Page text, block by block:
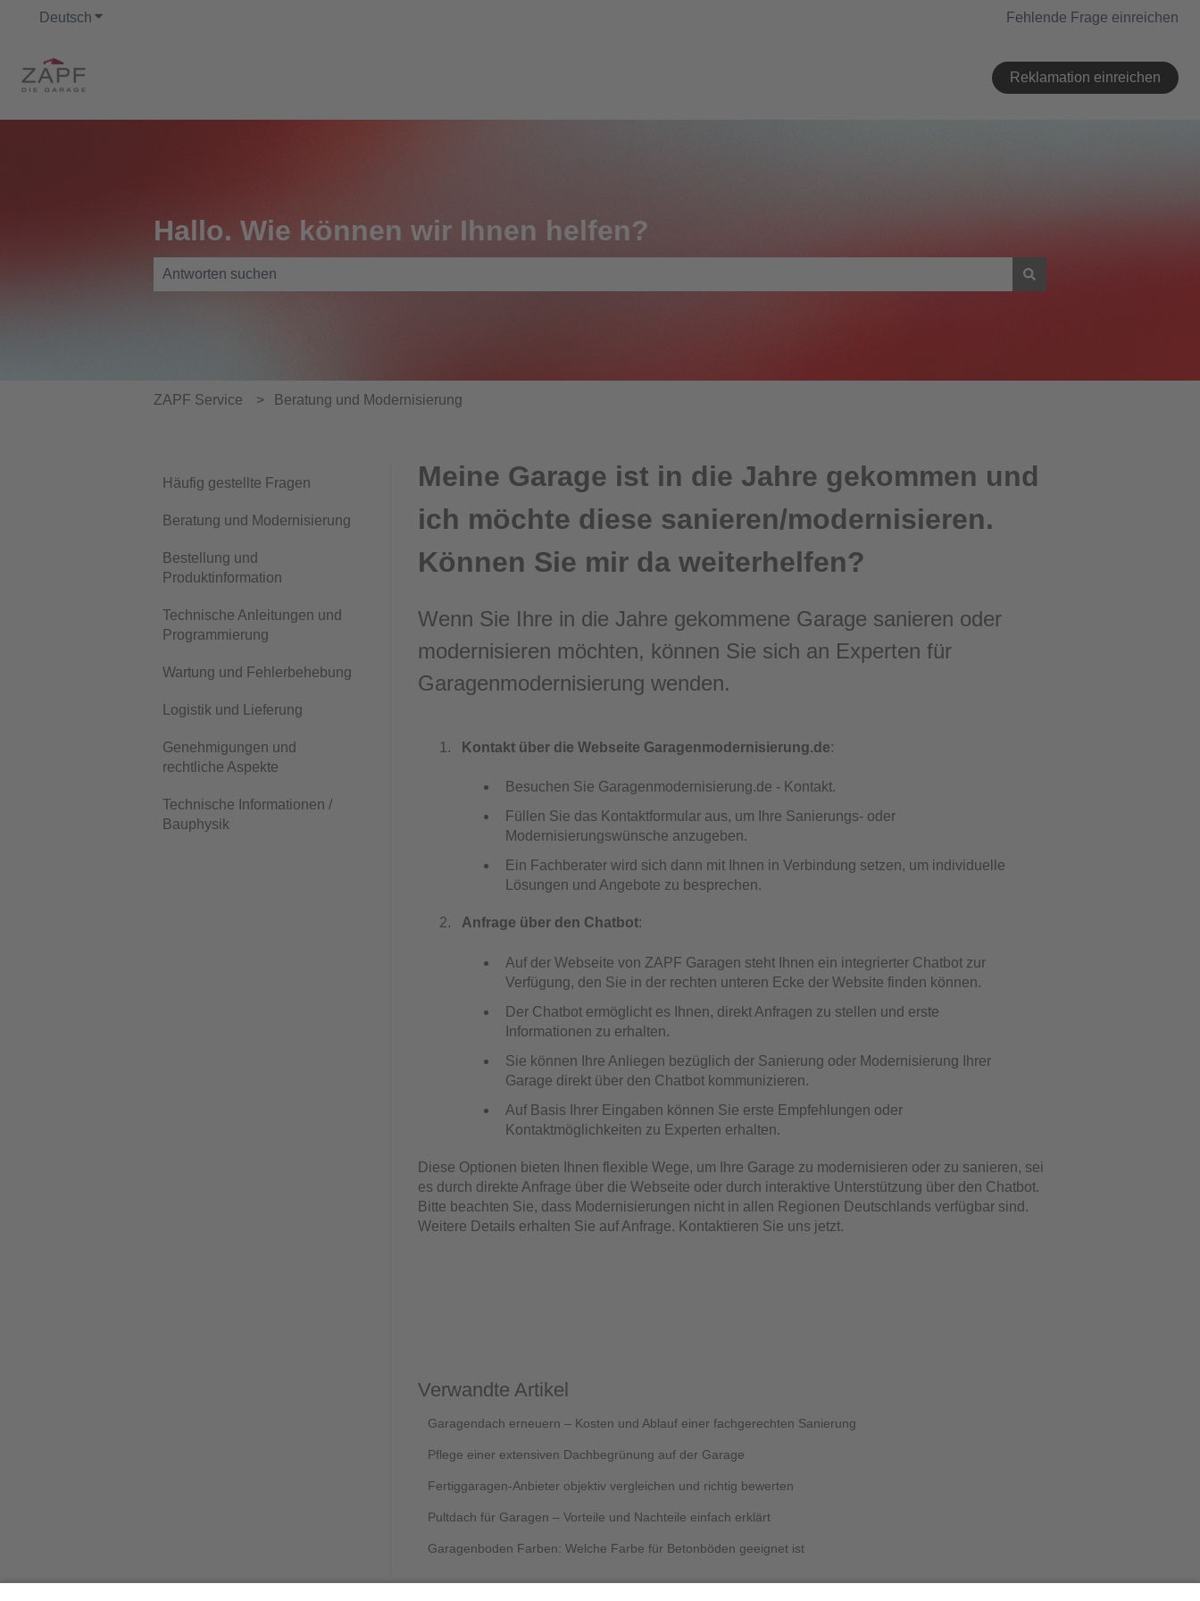
Deutsch Untermenü für Übersetzungen anzeigen Fehlende Frage einreichen
Reklamation einreichen
Hallo. Wie können wir Ihnen helfen?
ZAPF Service Beratung und Modernisierung
Meine Garage ist in die Jahre gekommen und
ich möchte diese sanieren/modernisieren.
Können Sie mir da weiterhelfen?
Wenn Sie Ihre in die Jahre gekommene Garage sanieren oder
modernisieren möchten, können Sie sich an Experten für
Garagenmodernisierung wenden.
Kontakt über die Webseite Garagenmodernisierung.de:
Besuchen Sie Garagenmodernisierung.de - Kontakt.
Füllen Sie das Kontaktformular aus, um Ihre Sanierungs- oder
Modernisierungswünsche anzugeben.
Ein Fachberater wird sich dann mit Ihnen in Verbindung setzen, um individuelle
Lösungen und Angebote zu besprechen.
Anfrage über den Chatbot:
Auf der Webseite von ZAPF Garagen steht Ihnen ein integrierter Chatbot zur
Verfügung, den Sie in der rechten unteren Ecke der Website finden können.
Der Chatbot ermöglicht es Ihnen, direkt Anfragen zu stellen und erste
Informationen zu erhalten.
Sie können Ihre Anliegen bezüglich der Sanierung oder Modernisierung Ihrer
Garage direkt über den Chatbot kommunizieren.
Auf Basis Ihrer Eingaben können Sie erste Empfehlungen oder
Kontaktmöglichkeiten zu Experten erhalten.
Diese Optionen bieten Ihnen flexible Wege, um Ihre Garage zu modernisieren oder zu sanieren, sei
es durch direkte Anfrage über die Webseite oder durch interaktive Unterstützung über den Chatbot.
Bitte beachten Sie, dass Modernisierungen nicht in allen Regionen Deutschlands verfügbar sind.
Weitere Details erhalten Sie auf Anfrage. Kontaktieren Sie uns jetzt.
Verwandte Artikel
Garagendach erneuern – Kosten und Ablauf einer fachgerechten Sanierung
Pflege einer extensiven Dachbegrünung auf der Garage
Fertiggaragen-Anbieter objektiv vergleichen und richtig bewerten
Pultdach für Garagen – Vorteile und Nachteile einfach erklärt
Garagenboden Farben: Welche Farbe für Betonböden geeignet ist
Häufig gestellte Fragen
Beratung und Modernisierung
Bestellung und
Produktinformation
Technische Anleitungen und
Programmierung
Wartung und Fehlerbehebung
Logistik und Lieferung
Genehmigungen und
rechtliche Aspekte
Technische Informationen /
Bauphysik